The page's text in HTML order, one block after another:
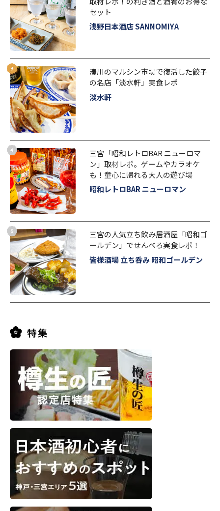
セット
浅野日本酒店 SANNOMIYA
湊川のマルシン市場で復活した餃子
の名店「淡水軒」実食レポ
淡水軒
三宮「昭和レトロBAR ニューロマ
ン」取材レポ。ゲームやカラオケ
も！童心に帰れる大人の遊び場
昭和レトロBAR ニューロマン
三宮の人気立ち飲み居酒屋「昭和ゴ
ールデン」でせんべろ実食レポ！
皆様酒場 立ち呑み 昭和ゴールデン